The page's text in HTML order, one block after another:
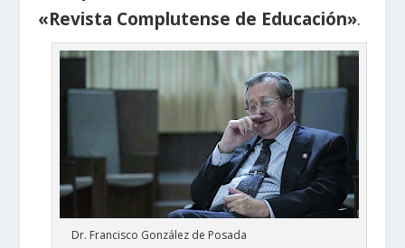
«Revista Complutense de Educación».
Dr. Francisco González de Posada